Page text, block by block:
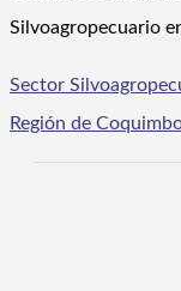
Silvoagropecuario
Sector
Región de